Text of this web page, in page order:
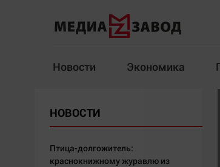
Новости Экономика
Здоровье
НОВОСТИ
Птица-долгожитель:
краснокнижному журавлю из